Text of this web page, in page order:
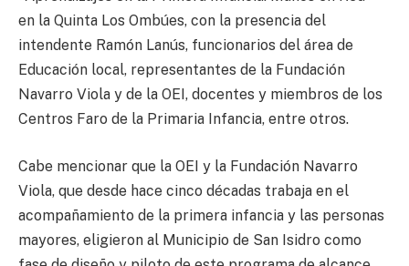
en la Quinta Los Ombúes, con la presencia del
intendente Ramón Lanús, funcionarios del área de
Educación local, representantes de la Fundación
Navarro Viola y de la OEI, docentes y miembros de los
Centros Faro de la Primaria Infancia, entre otros.
Cabe mencionar que la OEI y la Fundación Navarro
Viola, que desde hace cinco décadas trabaja en el
acompañamiento de la primera infancia y las personas
mayores, eligieron al Municipio de San Isidro como